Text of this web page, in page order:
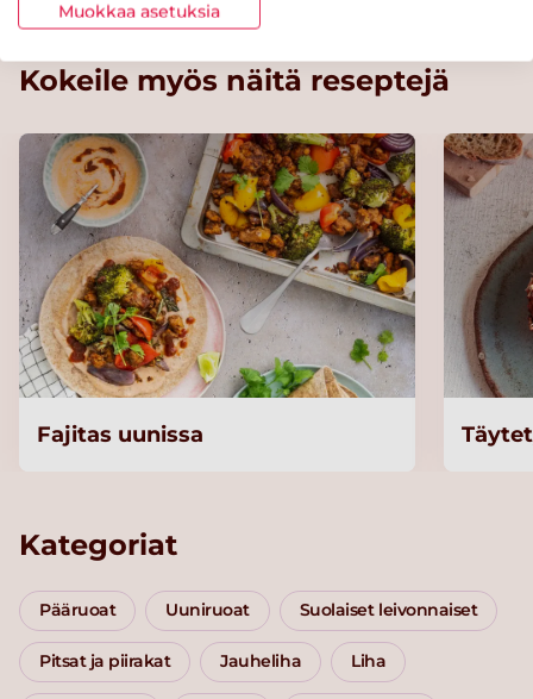
Kokeile myös näitä reseptejä
Fajitas uunissa
Kategoriat
Pääruoat Uuniruoat Suolaiset leivonnaiset
Pitsat ja piirakat Jauheliha Liha
Muokkaa asetuksia